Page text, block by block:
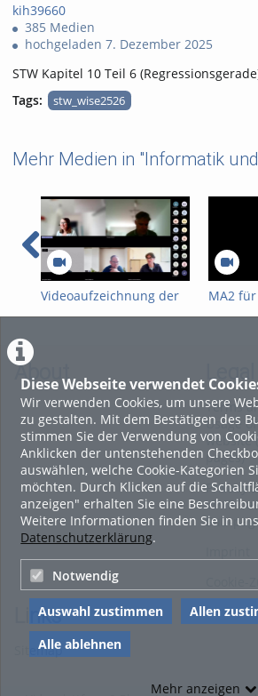
Diese Webseite verwendet
Wir verwenden Cookies, um unsere
zu gestalten. Mit dem Bestätigen des
stimmen Sie der Verwendung von
Anklicken der untenstehenden
auswählen, welche Cookie-Kategorien
möchten. Durch Klicken auf die
anzeigen" erhalten Sie eine
Weitere Informationen finden Sie in
Datenschutzerklärung.
Notwendig
Auswahl zustimmen
Allen
Alle ablehnen
Mehr anzeigen
kih39660
385 Medien
hochgeladen 7. Dezember 2025
STW Kapitel 10 Teil 6
Tags:
stw_wise2526
Mehr Medien in "Informatik
Videoaufzeichnung der
FWPM-
MA2
About Legal
Terms
Usage
website
pages)
Privacy
ViMP
Sub-
Links
Sitemap